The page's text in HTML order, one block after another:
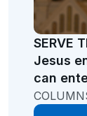
SERVE
Jesus
can